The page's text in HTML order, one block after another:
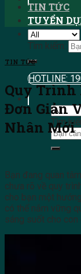
Tìm kiếm:
HOTLINE:
Tìm
TIN TỨC
TUYỂN
TIN TỨC
Quy Trình
Đơn Giản
Nhân Mới
Bạn đang quan
chưa rõ về quy
cho bạn một
có thể nắm vững
sáng suốt cho